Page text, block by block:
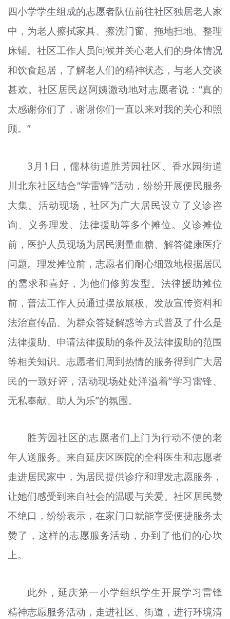
四小学学生组成的志愿者队伍前往社区独居老人家
中，为老人擦拭家具、擦洗门窗、拖地扫地、整理
床铺。社区工作人员问候并关心老人们的身体情况
和饮食起居，了解老人们的精神状态，与老人交谈
甚欢。社区居民赵阿姨激动地对志愿者说：“真的
太感谢你们了，谢谢你们一直以来对我的关心和照
顾。”
3月1日，儒林街道胜芳园社区、香水园街道
川北东社区结合“学雷锋”活动，纷纷开展便民服务
大集。活动现场，社区为广大居民设立了义诊咨
询、义务理发、法律援助等多个摊位。义诊摊位
前，医护人员现场为居民测量血糖、解答健康医疗
问题。理发摊位前，志愿者们耐心细致地根据居民
的需求和喜好，为他们修剪发型。法律援助摊位
前，普法工作人员通过摆放展板、发放宣传资料和
法治宣传品、为群众答疑解惑等方式普及了什么是
法律援助、申请法律援助的条件及法律援助的范围
等相关知识。志愿者们周到热情的服务得到广大居
民的一致好评，活动现场处处洋溢着“学习雷锋、
无私奉献、助人为乐”的氛围。
胜芳园社区的志愿者们上门为行动不便的老
年人送服务。来自延庆区医院的全科医生和志愿者
走进居民家中，为居民提供诊疗和理发志愿服务，
让她们感受到来自社会的温暖与关爱。社区居民赞
不绝口，纷纷表示，在家门口就能享受便捷服务太
赞了，这样的志愿服务活动，办到了他们的心坎
上。
此外，延庆第一小学组织学生开展学习雷锋
精神志愿服务活动，走进社区、街道，进行环境清